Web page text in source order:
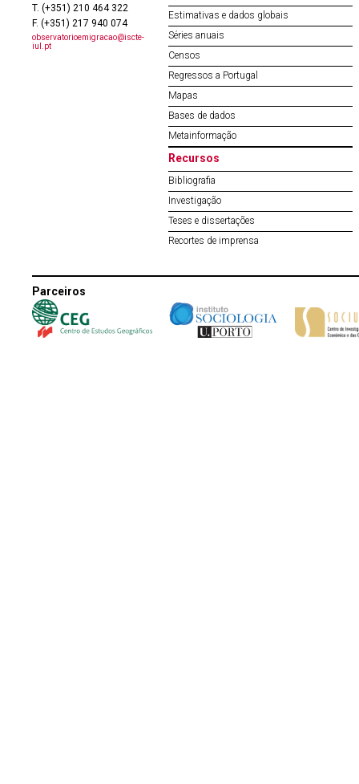
T. (+351) 210 464 322
F. (+351) 217 940 074
observatorioemigracao@iscte-
iul.pt
Estimativas e dados globais
Séries anuais
Censos
Regressos a Portugal
Mapas
Bases de dados
Metainformação
Recursos
Bibliografia
Investigação
Teses e dissertações
Recortes de imprensa
Parceiros